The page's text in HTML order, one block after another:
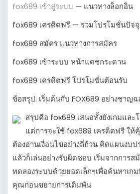
fox689 เข้าสู่ระบบ — แนวทางล็อกอิน
fox689 เครดิตฟรี — รวมโปรโมชั่นปัจ
fox689 สมัคร แนวทางการสมัคร
fox689 เข้าระบบ หน้าแดชกระดาน
fox689 เครดิตฟรี โปรโมชั่นต้อนรับ
ข้อสรุป: เริ่มต้นกับ FOX689 อย่างชาญฉ
สรุปคือ fox689 เสนอทั้งยังเกมแล
แต่การจะใช้ fox689 เครดิตฟรี ให้
ต้องอ่านเงื่อนไขอย่างถี่ถ้วน คิดแผนงบ
แล้วก็เล่นอย่างรับผิดชอบ เริ่มจากการส
ทดลองระบบด้วยยอดเล็กๆเพื่อค้นหาเก
คุณก่อนขยายการเดิมพัน